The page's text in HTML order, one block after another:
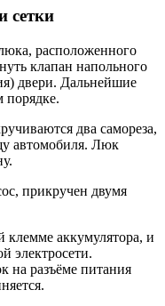
сетки
расположенного
клапан напольного
двери. Дальнейшие
два самореза,
автомобиля. Люк
прикручен двумя
клемме аккумулятора, и
электросети.
на разъёме питания